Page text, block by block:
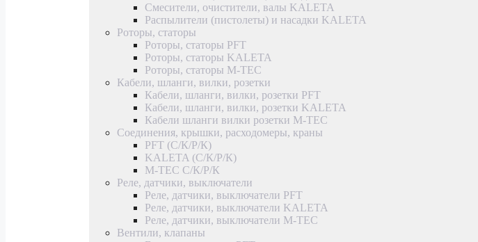
Смесители, очистители, валы KALETA
Распылители (пистолеты) и насадки KALETA
Роторы, статоры
Роторы, статоры PFT
Роторы, статоры KALETA
Роторы, статоры M-TEC
Кабели, шланги, вилки, розетки
Кабели, шланги, вилки, розетки PFT
Кабели, шланги, вилки, розетки KALETA
Кабели шланги вилки розетки M-TEC
Соединения, крышки, расходомеры, краны
PFT (С/К/Р/К)
KALETA (С/К/Р/К)
M-TEC С/К/Р/К
Реле, датчики, выключатели
Реле, датчики, выключатели PFT
Реле, датчики, выключатели KALETA
Реле, датчики, выключатели M-TEC
Вентили, клапаны